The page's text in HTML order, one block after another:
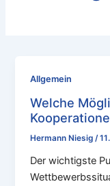
Allgemein
Welche
Hermann Niesig/
Der wichtigste